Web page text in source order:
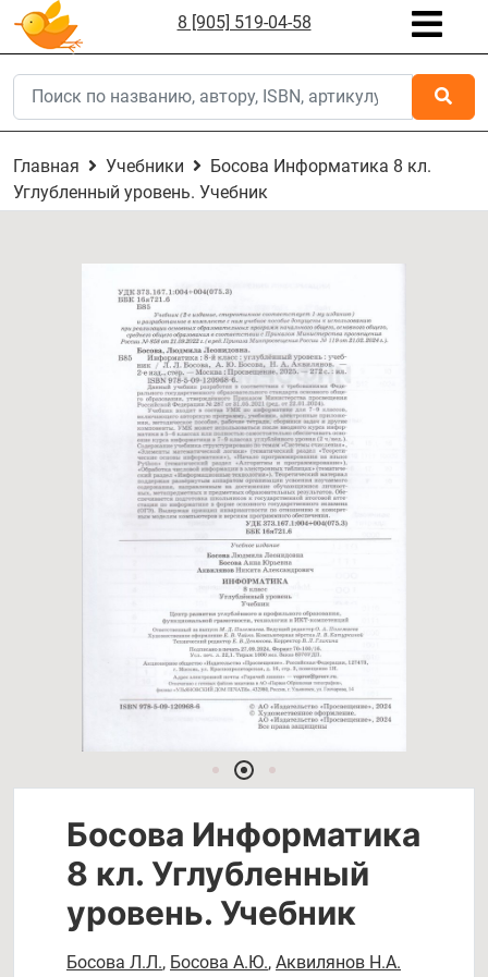
8 [905] 519-04-58
Главная Учебники
Босова Информатика 8 кл.
Углубленный уровень. Учебник
Босова Информатика
8 кл. Углубленный
уровень. Учебник
Босова Л.Л., Босова А.Ю., Аквилянов Н.А.